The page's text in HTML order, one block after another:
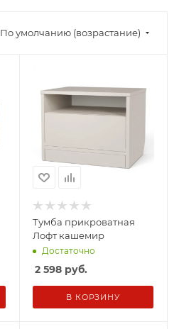
По умолчанию (возрастание)
Тумба прикроватная
Лофт кашемир
Достаточно
2 598 руб.
В КОРЗИНУ